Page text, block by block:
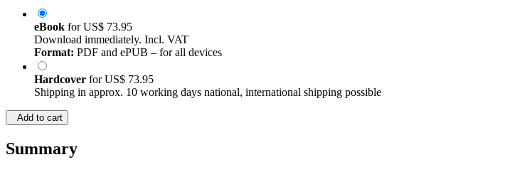
eBook forUS$ 73.95
Download immediately. Incl. VAT
Format: PDF and ePUB – for all devices
Hardcover forUS$ 73.95
Shipping in approx. 10 working days national, international shipping possible
Add to cart
Summary